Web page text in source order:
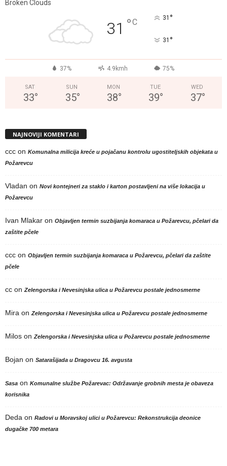
Broken Clouds
31 °C 31 °
31 °
37% 4.9kmh 75%
SAT
33°
SUN
35°
MON
38°
TUE
39°
WED
37°
NAJNOVIJI KOMENTARI
ccc on Komunalna milicija kreće u pojačanu kontrolu ugostiteljskih objekata u
Požarevcu
Vladan on Novi kontejneri za staklo i karton postavljeni na više lokacija u
Požarevcu
Ivan Mlakar on Objavljen termin suzbijanja komaraca u Požarevcu, pčelari da
zaštite pčele
ccc on Objavljen termin suzbijanja komaraca u Požarevcu, pčelari da zaštite
pčele
cc on Zelengorska i Nevesinjska ulica u Požarevcu postale jednosmerne
Mira on Zelengorska i Nevesinjska ulica u Požarevcu postale jednosmerne
Milos on Zelengorska i Nevesinjska ulica u Požarevcu postale jednosmerne
Bojan on Satarašijada u Dragovcu 16. avgusta
Sasa on Komunalne službe Požarevac: Održavanje grobnih mesta je obaveza
korisnika
Deda on Radovi u Moravskoj ulici u Požarevcu: Rekonstrukcija deonice
dugačke 700 metara